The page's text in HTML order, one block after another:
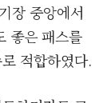
장 중앙에서
좋은 패스를
적합하였다.